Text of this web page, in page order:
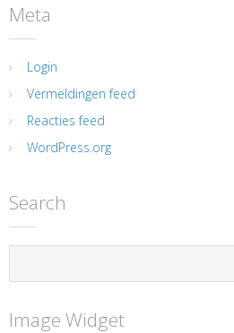
Meta
Login
Vermeldingen feed
Reacties feed
WordPress.org
Search
Image Widget